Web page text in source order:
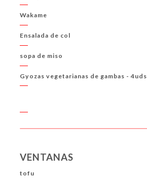
Wakame
Ensalada de col
sopa de miso
Gyozas vegetarianas de gambas - 4uds
VENTANAS
tofu